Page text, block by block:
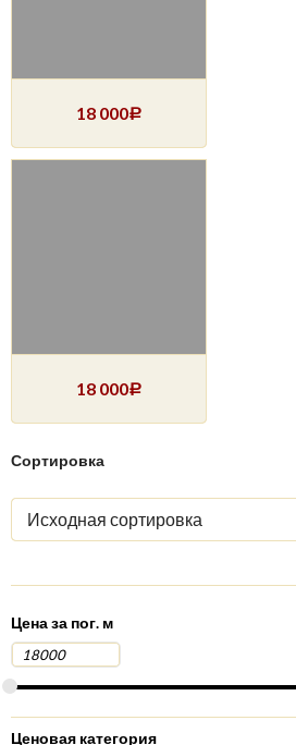
18 000Р
18 000Р
Сортировка
Исходная сортировка
Цена за пог. м
Ценовая категория